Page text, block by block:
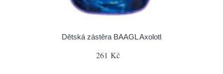
Dětská zástěra BAAGL Axolotl
261 Kč